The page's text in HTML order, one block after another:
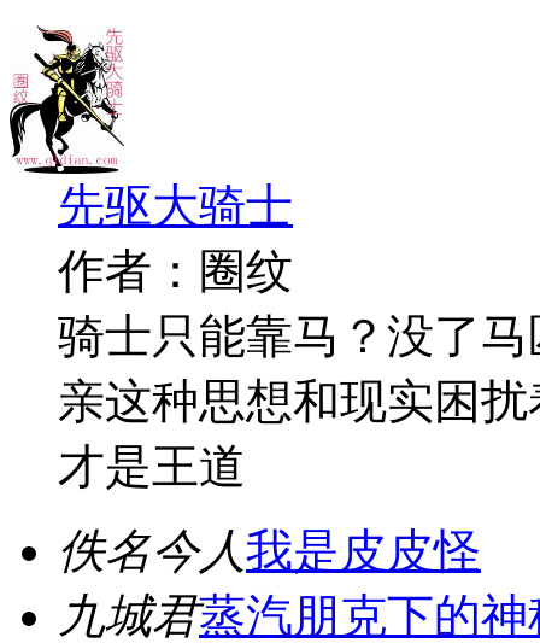
先驱大骑士
作者：圈纹
骑士只能靠马？没了
亲这种思想和现实困
才是王道
佚名今人我是皮皮怪
九城君蒸汽朋克下的